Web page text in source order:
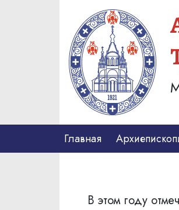
Главная
В этом году